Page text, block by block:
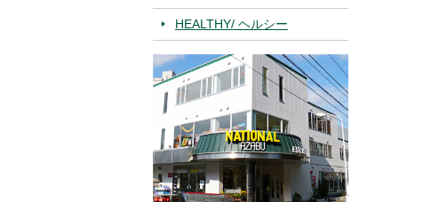
HEALTHY/ ヘルシー